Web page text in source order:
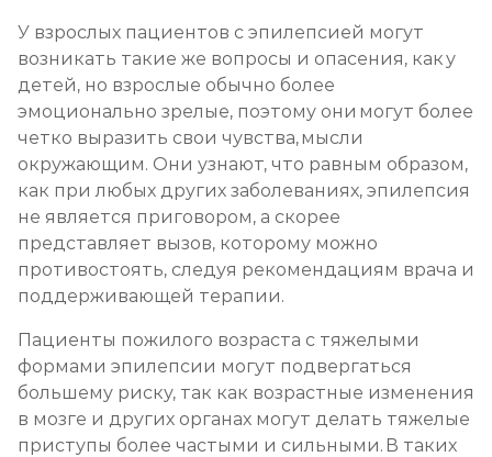
У взрослых пациентов с эпилепсией могут
возникать такие же вопросы и опасения, как у
детей, но взрослые обычно более
эмоционально зрелые, поэтому они могут более
четко выразить свои чувства, мысли
окружающим. Они узнают, что равным образом,
как при любых других заболеваниях, эпилепсия
не является приговором, а скорее
представляет вызов, которому можно
противостоять, следуя рекомендациям врача и
поддерживающей терапии.
Пациенты пожилого возраста с тяжелыми
формами эпилепсии могут подвергаться
большему риску, так как возрастные изменения
в мозге и других органах могут делать тяжелые
приступы более частыми и сильными. В таких